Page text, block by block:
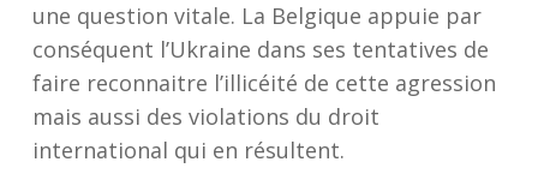
une question vitale. La Belgique appuie par
conséquent l’Ukraine dans ses tentatives de
faire reconnaitre l’illicéité de cette agression
mais aussi des violations du droit
international qui en résultent.